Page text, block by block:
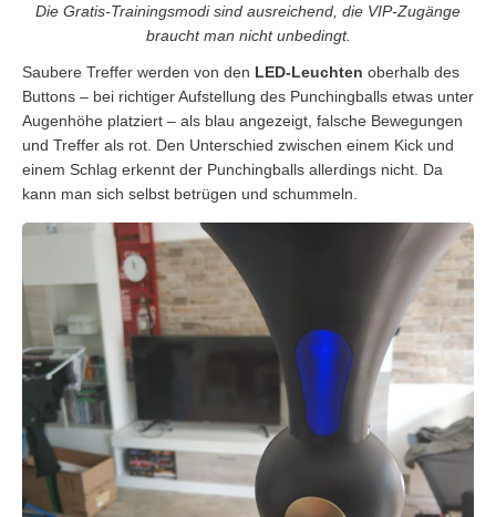
Die Gratis-Trainingsmodi sind ausreichend, die VIP-Zugänge
braucht man nicht unbedingt.
Saubere Treffer werden von den LED-Leuchten oberhalb des
Buttons – bei richtiger Aufstellung des Punchingballs etwas unter
Augenhöhe platziert – als blau angezeigt, falsche Bewegungen
und Treffer als rot. Den Unterschied zwischen einem Kick und
einem Schlag erkennt der Punchingballs allerdings nicht. Da
kann man sich selbst betrügen und schummeln.